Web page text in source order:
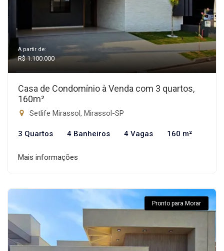
A partir de:
R$ 1.100.000
Casa de Condomínio à Venda com 3 quartos,
160m²
Setlife Mirassol, Mirassol-SP
3 Quartos 4 Banheiros 4 Vagas 160 m²
Mais informações
Pronto para Morar